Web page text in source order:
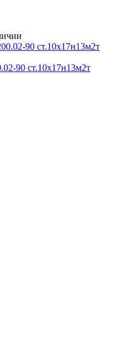
90 ст.10х17н13м2т